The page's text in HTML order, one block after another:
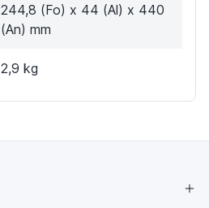
244,8 (Fo) x 44 (Al) x 440
(An) mm
2,9 kg